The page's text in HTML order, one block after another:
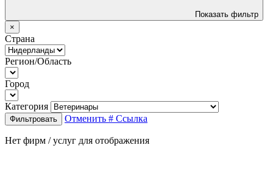
Показать фильтр
×
Страна
Регион/Область
Город
Категория
Фильтровать Отменить # Ссылка
Нет фирм / услуг для отображения